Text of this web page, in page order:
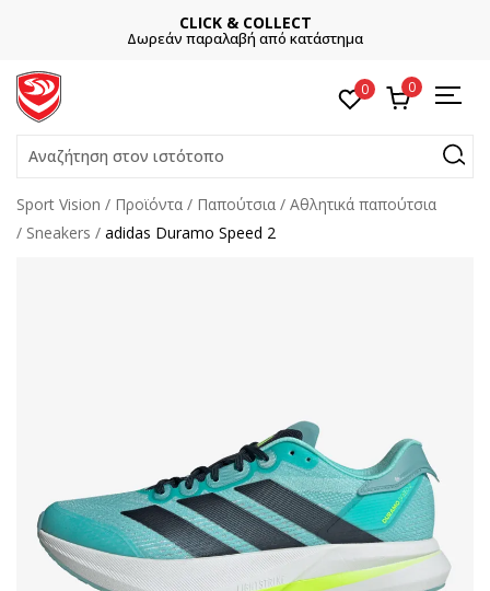
CLICK & COLLECT
Δωρεάν παραλαβή από κατάστημα
0 0
Αναζήτηση στον ιστότοπο
Sport Vision Προϊόντα Παπούτσια
Αθλητικά παπούτσια
Sneakers
adidas Duramo Speed 2